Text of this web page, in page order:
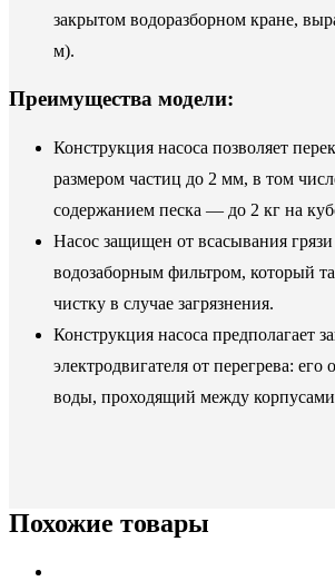
закрытом водоразборном кране,
м).
Преимущества модели:
Конструкция насоса позволяет
размером частиц до 2 мм, в том
содержанием песка — до 2 кг на
Насос защищен от всасывания
водозаборным фильтром, который
чистку в случае загрязнения.
Конструкция насоса предполагает
электродвигателя от перегрева: его
воды, проходящий между корпусами
Похожие товары